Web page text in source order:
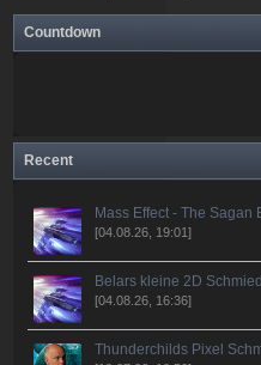
Countdown
Recent
Mass Effect - The Sagan
[04.08.26, 19:01]
Belars kleine 2D
[04.08.26, 16:36]
Thunderchilds Pixel